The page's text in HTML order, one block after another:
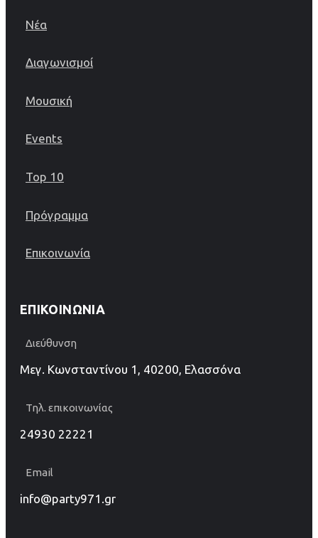
Νέα
Διαγωνισμοί
Μουσική
Events
Top 10
Πρόγραμμα
Επικοινωνία
ΕΠΙΚΟΙΝΩΝΊΑ
Διεύθυνση
Μεγ. Κωνσταντίνου 1, 40200, Ελασσόνα
Τηλ. επικοινωνίας
24930 22221
Email
info@party971.gr